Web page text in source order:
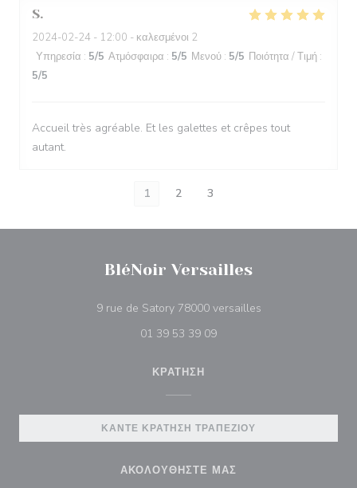
S
2024-02-24 - 12:00 - καλεσμένοι 2
Υπηρεσία : 5/5 Ατμόσφαιρα : 5/5 Μενού : 5/5 Ποιότητα / Τιμή :
5/5
Accueil très agréable. Et les galettes et crêpes tout
autant.
1 2 3
BléNoir Versailles
9 rue de Satory 78000 versailles((ανοίγει σε νέο
01 39 53 39 09
ΚΡΆΤΗΣΗ
ΚΆΝΤΕ ΚΡΆΤΗΣΗ ΤΡΑΠΕΖΙΟΎ
ΑΚΟΛΟΥΘΉΣΤΕ ΜΑΣ